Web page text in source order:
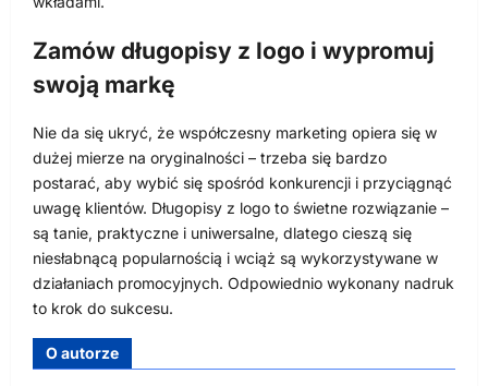
Zamów długopisy z logo i wypromuj
swoją markę
Nie da się ukryć, że współczesny marketing opiera się w
dużej mierze na oryginalności – trzeba się bardzo
postarać, aby wybić się spośród konkurencji i przyciągnąć
uwagę klientów. Długopisy z logo to świetne rozwiązanie –
są tanie, praktyczne i uniwersalne, dlatego cieszą się
niesłabnącą popularnością i wciąż są wykorzystywane w
działaniach promocyjnych. Odpowiednio wykonany nadruk
to krok do sukcesu.
O autorze